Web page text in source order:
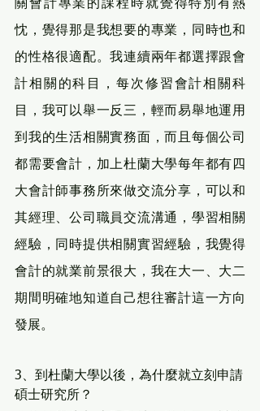
關會計專業的課程時就覺得特別有熱
忱，覺得那是我想要的專業，同時也和
的性格很適配。我連續兩年都選擇跟會
計相關的科目，每次修習會計相關科
目，我可以舉一反三，輕而易舉地運用
到我的生活相關實務面，而且每個公司
都需要會計，加上杜蘭大學每年都有四
大會計師事務所來做交流分享，可以和
其經理、公司職員交流溝通，學習相關
經驗，同時提供相關實習經驗，我覺得
會計的就業前景很大，我在大一、大二
期間明確地知道自己想往審計這一方向
發展。
3、到杜蘭大學以後，為什麼就立刻申請
碩士研究所？